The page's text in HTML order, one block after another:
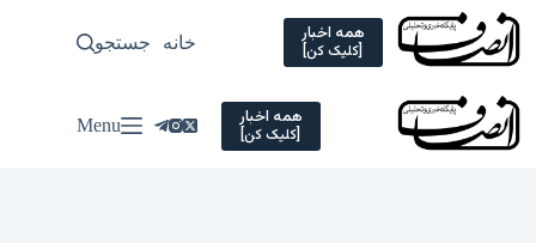
Skip
content
همه اخبار
[کلیک کن] خانه سیاسی
جستجو
همه اخبار
[کلیک کن] Menu